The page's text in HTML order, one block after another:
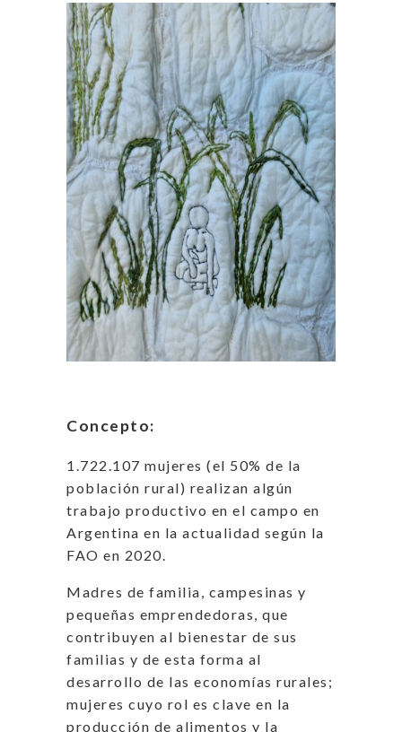
Concepto:
1.722.107 mujeres (el 50% de la
población rural) realizan algún
trabajo productivo en el campo en
Argentina en la actualidad según la
FAO en 2020.
Madres de familia, campesinas y
pequeñas emprendedoras, que
contribuyen al bienestar de sus
familias y de esta forma al
desarrollo de las economías rurales;
mujeres cuyo rol es clave en la
producción de alimentos y la